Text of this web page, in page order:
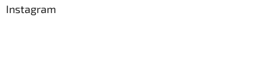
Instagram